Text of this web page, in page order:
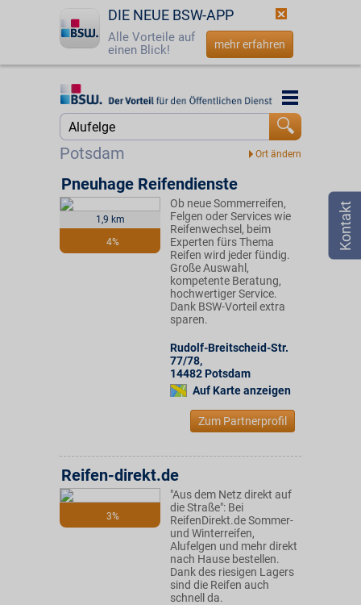
DIE NEUE BSW-APP
Alle Vorteile auf
einen Blick!
mehr erfahren
Startseite
Jetzt BSW-Mitglied werden
☎ 0800 - 279 25 82
Potsdam
Startseite
Suche
1,9 km
4%
Pneuhage Reifendienste
Ob neue Sommerreifen,
Felgen oder Services wie
Reifenwechsel, beim
Experten fürs Thema
Reifen wird jeder fündig.
Große Auswahl,
kompetente Beratung,
hochwertiger Service.
Dank BSW-Vorteil extra
sparen.
Rudolf-Breitscheid-Str.
77/78,
14482 Potsdam
Auf Karte anzeigen
Zum Partnerprofil
3%
Reifen-direkt.de
"Aus dem Netz direkt auf
die Straße": Bei
ReifenDirekt.de Sommer-
und Winterreifen,
Alufelgen und mehr direkt
nach Hause bestellen.
Dank des riesigen Lagers
sind die Reifen auch
schnell da.